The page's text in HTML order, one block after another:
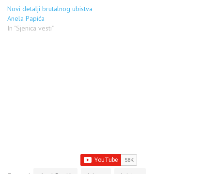
Novi detalji brutalnog ubistva
Anela Papića
In "Sjenica vesti"